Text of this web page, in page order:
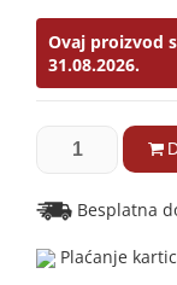
Ovaj proizvod
31.08.2026.
Besplatna
Plaćanje